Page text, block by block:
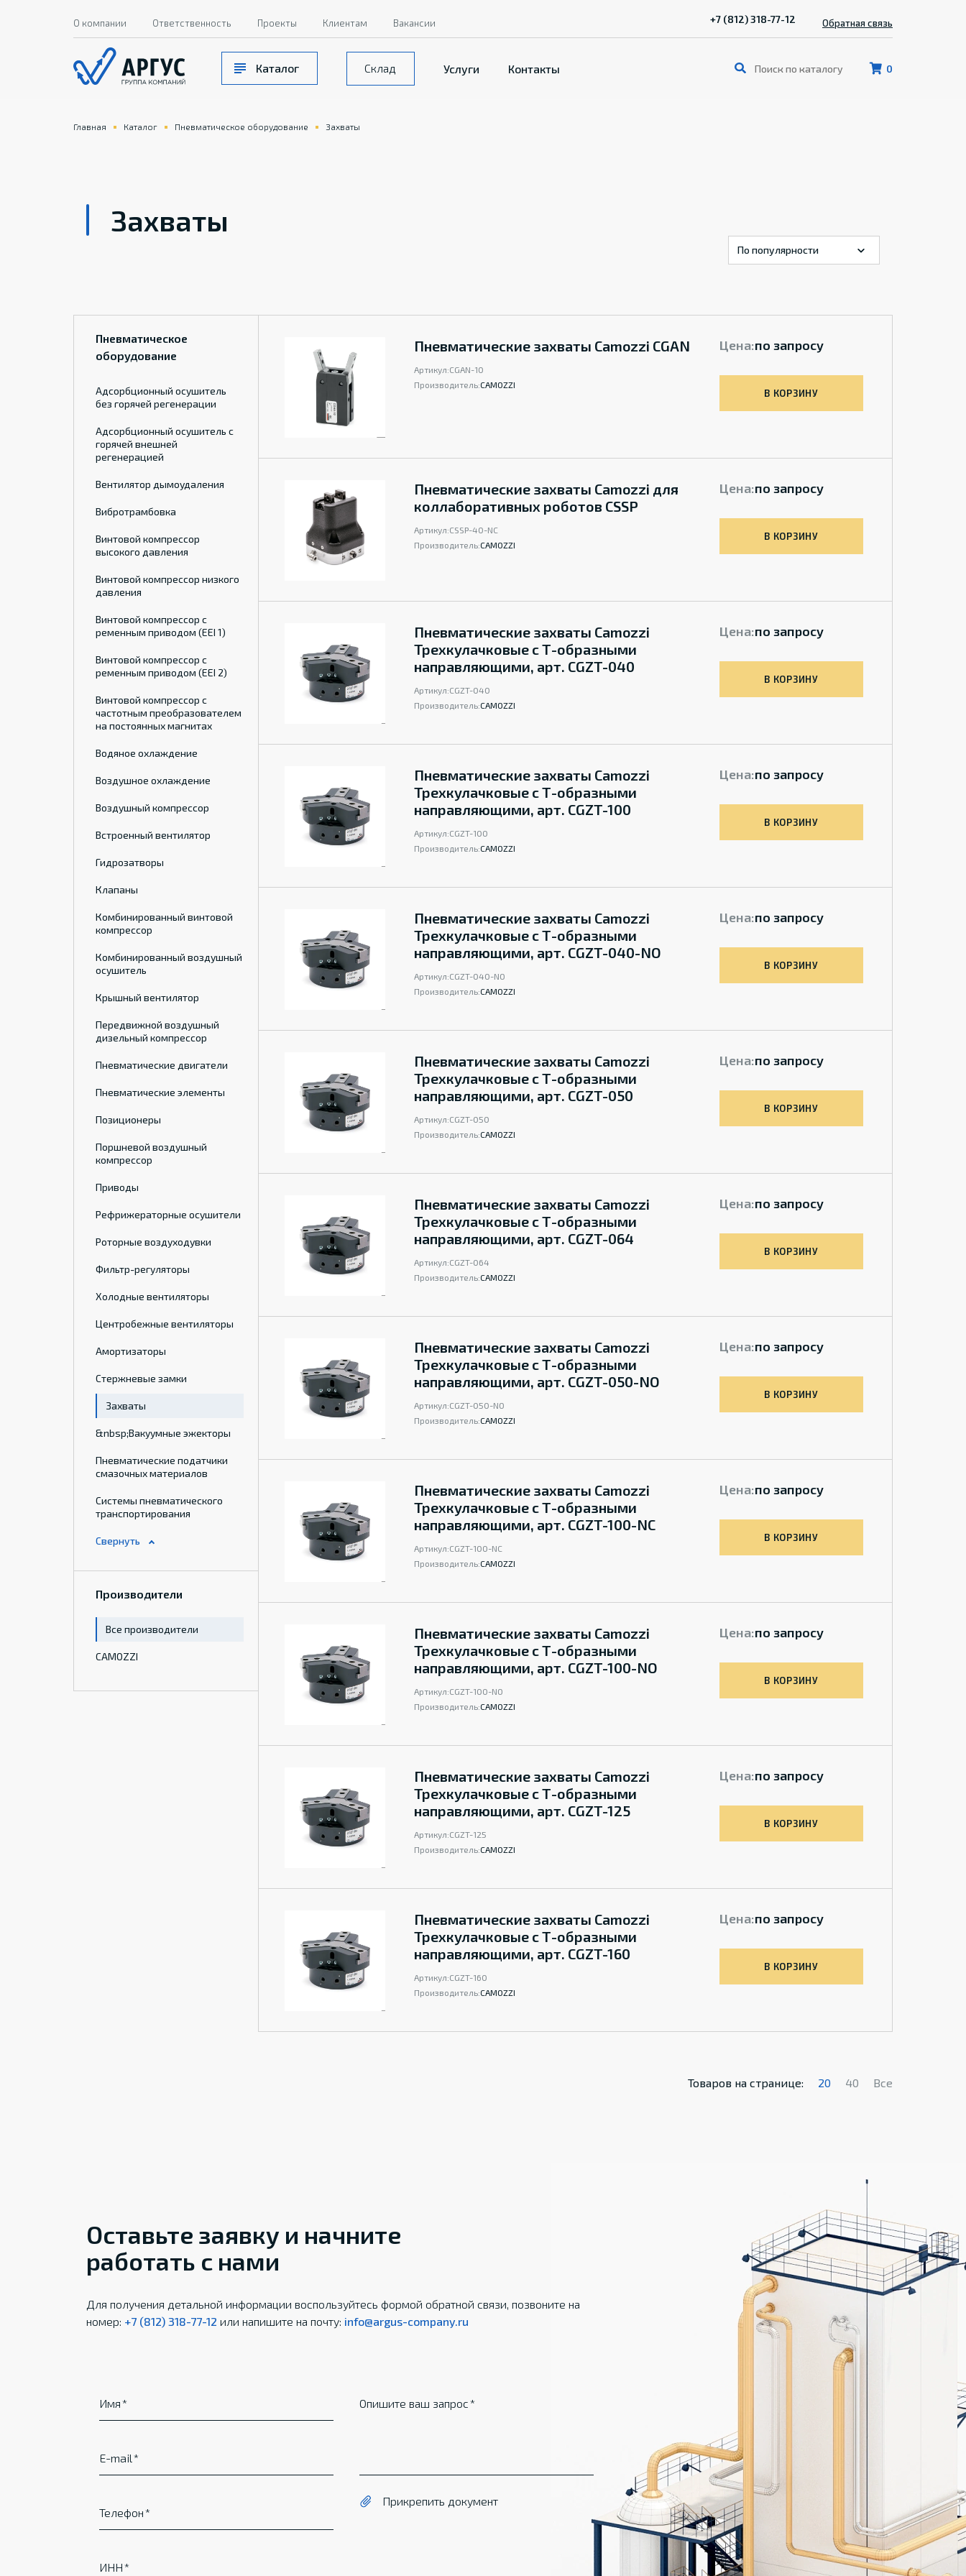
0
Каталог Склад Услуги Контакты
О компании Ответственность Проекты Клиентам Вакансии +7 (812) 318-77-12 Обратная связь
Главная Каталог Пневматическое оборудование Захваты
Захваты
Пневматическое
оборудование
Адсорбционный осушитель
без горячей регенерации
Адсорбционный осушитель с
горячей внешней
регенерацией
Вентилятор дымоудаления
Вибротрамбовка
Винтовой компрессор
высокого давления
Винтовой компрессор низкого
давления
Винтовой компрессор с
ременным приводом (EEI 1)
Винтовой компрессор с
ременным приводом (EEI 2)
Винтовой компрессор с
частотным преобразователем
на постоянных магнитах
Водяное охлаждение
Воздушное охлаждение
Воздушный компрессор
Встроенный вентилятор
Гидрозатворы
Клапаны
Комбинированный винтовой
компрессор
Комбинированный воздушный
осушитель
Крышный вентилятор
Передвижной воздушный
дизельный компрессор
Пневматические двигатели
Пневматические элементы
Позиционеры
Поршневой воздушный
компрессор
Приводы
Рефрижераторные осушители
Роторные воздуходувки
Фильтр-регуляторы
Холодные вентиляторы
Центробежные вентиляторы
Амортизаторы
Стержневые замки
Захваты
&nbsp;Вакуумные эжекторы
Пневматические податчики
смазочных материалов
Системы пневматического
транспортирования
Производители
Все производители
CAMOZZI
Пневматические захваты Camozzi CGAN
Артикул:CGAN-10
Производитель:CAMOZZI
Цена:по запросу
В КОРЗИНУ
Пневматические захваты Camozzi для
коллаборативных роботов CSSP
Артикул:CSSP-40-NC
Производитель:CAMOZZI
Цена:по запросу
В КОРЗИНУ
Пневматические захваты Camozzi
Трехкулачковые с Т-образными
направляющими, арт. CGZT-040
Артикул:CGZT-040
Производитель:CAMOZZI
Цена:по запросу
В КОРЗИНУ
Пневматические захваты Camozzi
Трехкулачковые с Т-образными
направляющими, арт. CGZT-100
Артикул:CGZT-100
Производитель:CAMOZZI
Цена:по запросу
В КОРЗИНУ
Пневматические захваты Camozzi
Трехкулачковые с Т-образными
направляющими, арт. CGZT-040-NO
Артикул:CGZT-040-NO
Производитель:CAMOZZI
Цена:по запросу
В КОРЗИНУ
Пневматические захваты Camozzi
Трехкулачковые с Т-образными
направляющими, арт. CGZT-050
Артикул:CGZT-050
Производитель:CAMOZZI
Цена:по запросу
В КОРЗИНУ
Пневматические захваты Camozzi
Трехкулачковые с Т-образными
направляющими, арт. CGZT-064
Артикул:CGZT-064
Производитель:CAMOZZI
Цена:по запросу
В КОРЗИНУ
Пневматические захваты Camozzi
Трехкулачковые с Т-образными
направляющими, арт. CGZT-050-NO
Артикул:CGZT-050-NO
Производитель:CAMOZZI
Цена:по запросу
В КОРЗИНУ
Пневматические захваты Camozzi
Трехкулачковые с Т-образными
направляющими, арт. CGZT-100-NC
Артикул:CGZT-100-NC
Производитель:CAMOZZI
Цена:по запросу
В КОРЗИНУ
Пневматические захваты Camozzi
Трехкулачковые с Т-образными
направляющими, арт. CGZT-100-NO
Артикул:CGZT-100-NO
Производитель:CAMOZZI
Цена:по запросу
В КОРЗИНУ
Пневматические захваты Camozzi
Трехкулачковые с Т-образными
направляющими, арт. CGZT-125
Артикул:CGZT-125
Производитель:CAMOZZI
Цена:по запросу
В КОРЗИНУ
Пневматические захваты Camozzi
Трехкулачковые с Т-образными
направляющими, арт. CGZT-160
Артикул:CGZT-160
Производитель:CAMOZZI
Цена:по запросу
В КОРЗИНУ
Товаров на странице: 20 40 Все
Оставьте заявку и начните
работать с нами
Для получения детальной информации воспользуйтесь формой обратной связи, позвоните на
номер: +7 (812) 318-77-12 или напишите на почту: info@argus-company.ru
Имя
E-mail
Телефон
ИНН
Опишите ваш запрос
Прикрепить документ